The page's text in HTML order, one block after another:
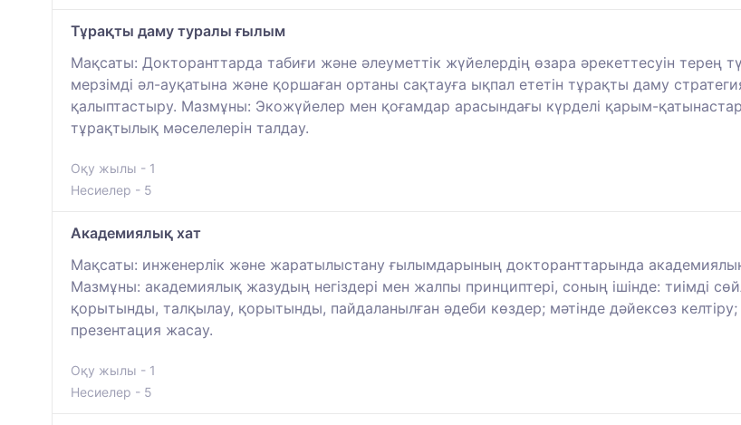
Тұрақты даму туралы ғылым
Мақсаты: Докторанттарда табиғи және әлеуметтік жүйелердің өзара әрекеттесуін терең
мерзімді әл-ауқатына және қоршаған ортаны сақтауға ықпал ететін тұрақты даму
қалыптастыру. Мазмұны: Экожүйелер мен қоғамдар арасындағы күрделі қарым-қатынастар
тұрақтылық мәселелерін талдау.
Оқу жылы - 1
Несиелер - 5
Академиялық хат
Мақсаты: инженерлік және жаратылыстану ғылымдарының докторанттарында
Мазмұны: академиялық жазудың негіздері мен жалпы принциптері, соның ішінде: тиімді
қорытынды, талқылау, қорытынды, пайдаланылған әдеби көздер; мәтінде дәйексөз
презентация жасау.
Оқу жылы - 1
Несиелер - 5